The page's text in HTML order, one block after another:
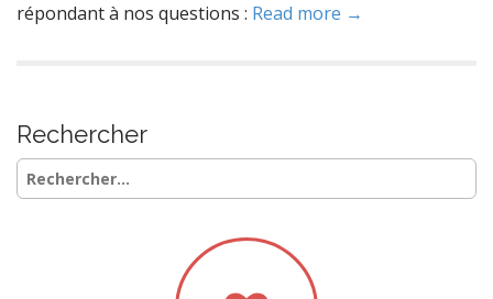
répondant à nos questions : Read more →
Rechercher
Rechercher :